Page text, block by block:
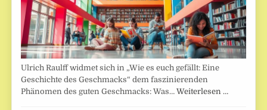
Ulrich Raulff widmet sich in „Wie es euch gefällt: Eine
Geschichte des Geschmacks“ dem faszinierenden
Phänomen des guten Geschmacks: Was…Weiterlesen …